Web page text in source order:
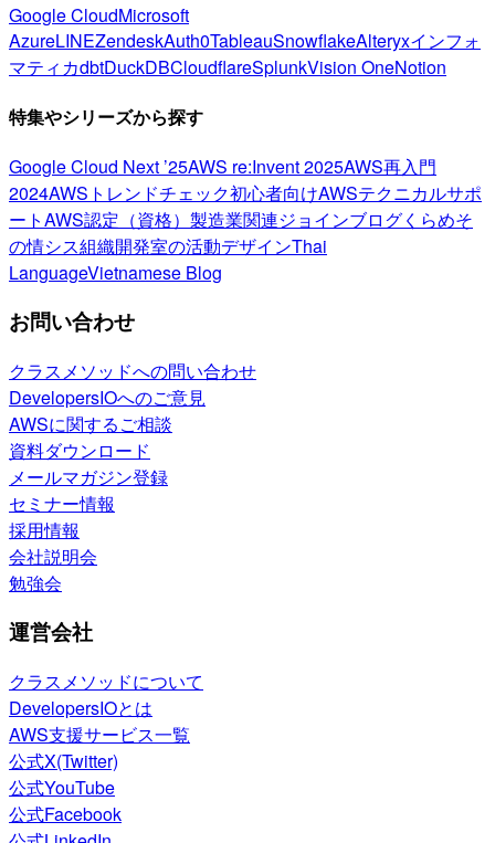
Google CloudMicrosoft
AzureLINEZendeskAuth0TableauSnowflakeAlteryxインフォ
マティカdbtDuckDBCloudflareSplunkVision OneNotion
特集やシリーズから探す
Google Cloud Next ’25AWS re:Invent 2025AWS再入門
2024AWSトレンドチェック初心者向けAWSテクニカルサポ
ートAWS認定（資格） 製造業関連ジョインブログくらめそ
の情シス組織開発室の活動デザインThai
LanguageVietnamese Blog
お問い合わせ
クラスメソッドへの問い合わせ
DevelopersIOへのご意見
AWSに関するご相談
資料ダウンロード
メールマガジン登録
セミナー情報
採用情報
会社説明会
勉強会
運営会社
クラスメソッドについて
DevelopersIOとは
AWS支援サービス一覧
公式X(Twitter)
公式YouTube
公式Facebook